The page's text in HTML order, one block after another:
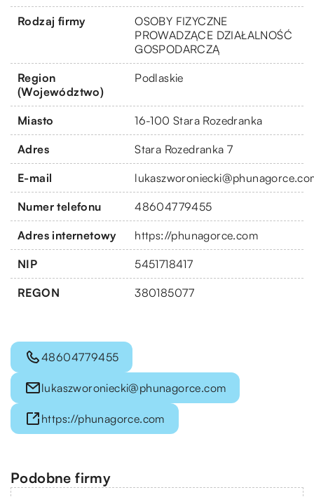
Rodzaj firmy
OSOBY FIZYCZNE
PROWADZĄCE DZIAŁALNOŚĆ
GOSPODARCZĄ
Region
(Województwo)
Podlaskie
Miasto 16-100 Stara Rozedranka
Adres Stara Rozedranka 7
E-mail
Numer telefonu 48604779455
Adres internetowy https://phunagorce.com
NIP 5451718417
REGON 380185077
48604779455
lukaszworoniecki@phunagorce.com
https://phunagorce.com
Podobne firmy